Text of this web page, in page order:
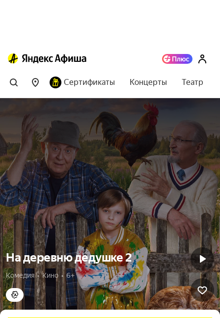
Сертификаты Концерты Театр
На деревню дедушке 2
Комедия  •  Кино  •  6+